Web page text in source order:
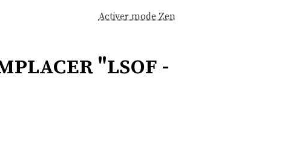
Activer mode Zen
"lsof -